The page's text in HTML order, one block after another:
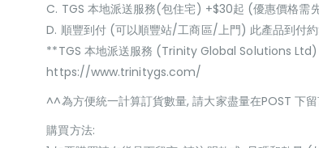
C. TGS 本地派送服務(包住宅) +$30起 (優惠價格需
D. 順豐到付 (可以順豐站/工商區/上門) 此產品到付
**TGS 本地派送服務 (Trinity Global Solutions Ltd)
https://www.trinitygs.com/
^^為方便統一計算訂貨數量, 請大家盡量在POST 下
購買方法: